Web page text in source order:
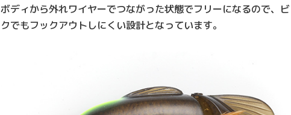
ボディから外れワイヤーでつながった状態でフリーになるので、
クでもフックアウトしにくい設計となっています。